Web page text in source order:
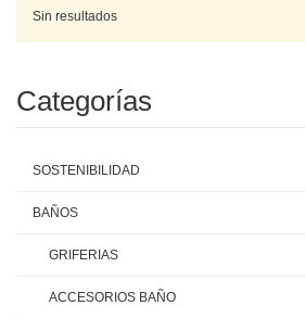
Sin resultados
Categorías
SOSTENIBILIDAD
BAÑOS
GRIFERIAS
ACCESORIOS BAÑO